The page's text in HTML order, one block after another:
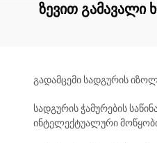
ზევით გამავალი
გადამცემი სადგურის
სადგურის ჭამურების
ინტელექტუალური